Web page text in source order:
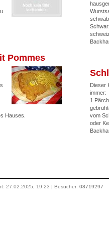
Pommes
Hauses.
Dieser
immer:
1
vom
oder
27.02.2025, 19:23 | Besucher: 08719297